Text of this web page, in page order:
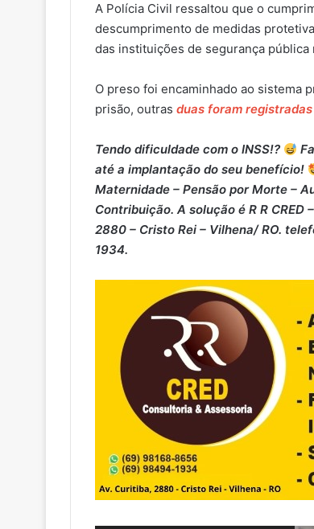
A Polícia Civil ressaltou que o
descumprimento de medidas
das instituições de segurança
O preso foi encaminhado ao sistema
prisão, outras duas foram registradas
Tendo dificuldade com o INSS!?
até a implantação do seu benefício!
Maternidade – ⁠Pensão por Morte –
Contribuição. A solução é R R
2880 – Cristo Rei – Vilhena/ RO.
1934.